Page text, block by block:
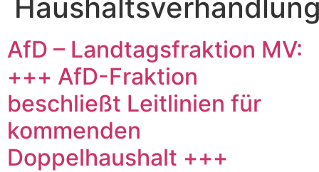
AfD – Landtagsfraktion MV:
+++ AfD-Fraktion
beschließt Leitlinien für
kommenden
Doppelhaushalt +++